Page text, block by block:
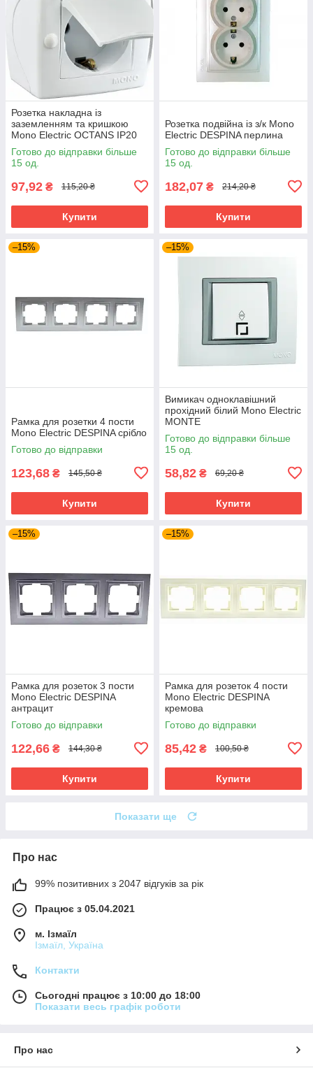
Розетка накладна із
заземленням та кришкою
Mono Electric OCTANS IP20
біла
Готово до відправки більше
15 од.
97,92 ₴ 115,20 ₴
Купити
Розетка подвійна із з/к Mono
Electric DESPINA перлина
Готово до відправки більше
15 од.
182,07 ₴ 214,20 ₴
Купити
–15%
Рамка для розетки 4 пости
Mono Electric DESPINA срібло
Готово до відправки
123,68 ₴ 145,50 ₴
Купити
–15%
Вимикач одноклавішний
прохідний білий Mono Electric
MONTE
Готово до відправки більше
15 од.
58,82 ₴ 69,20 ₴
Купити
–15%
Рамка для розеток 3 пости
Mono Electric DESPINA
антрацит
Готово до відправки
122,66 ₴ 144,30 ₴
Купити
–15%
Рамка для розеток 4 пости
Mono Electric DESPINA
кремова
Готово до відправки
85,42 ₴ 100,50 ₴
Купити
Показати ще
Про нас
99% позитивних з 2047 відгуків за рік
Працює з 05.04.2021
м. Ізмаїл
Ізмаїл, Україна
Контакти
Сьогодні працює з 10:00 до 18:00
Показати весь графік роботи
Про нас